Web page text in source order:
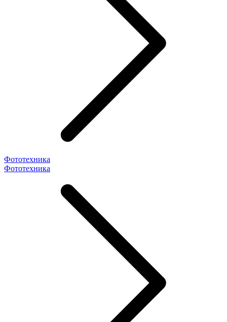
Фототехника
Фототехника